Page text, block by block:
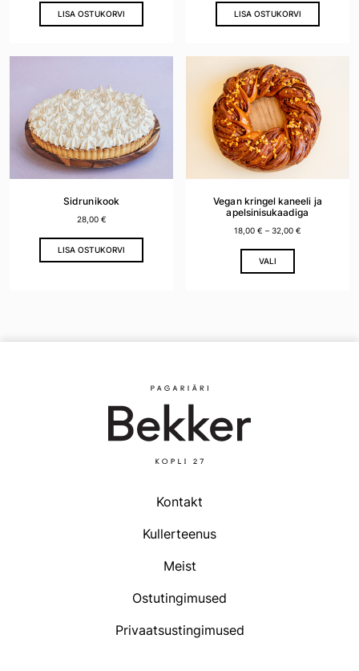
LISA OSTUKORVI LISA OSTUKORVI
Sidrunikook
28,00 €
LISA OSTUKORVI
Vegan kringel kaneeli ja
apelsinisukaadiga
18,00 € – 32,00 €
VALI
This
product
The
on
the
Kontakt
Kullerteenus
Meist
Ostutingimused
Privaatsustingimused